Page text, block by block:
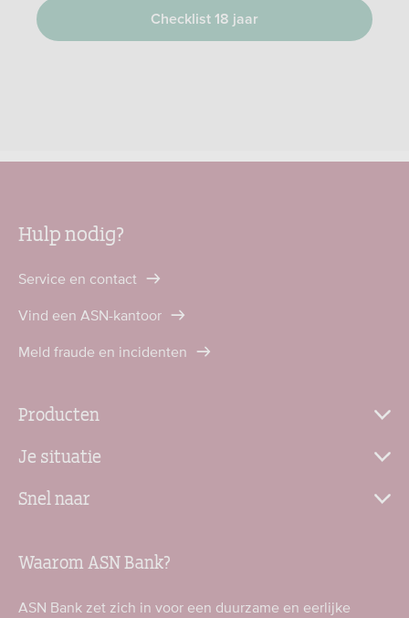
Checklist 18 jaar
Hulp nodig?
Service en contact
Vind een ASN-kantoor
Meld fraude en incidenten
Producten
Je situatie
Snel naar
Waarom ASN Bank?
ASN Bank zet zich in voor een duurzame en eerlijke